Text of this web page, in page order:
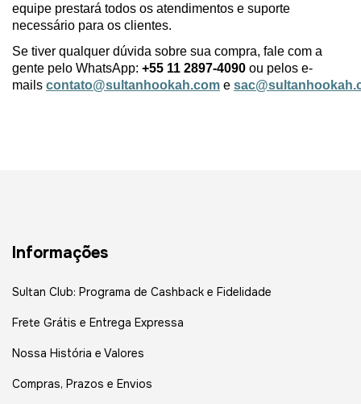
equipe prestará todos os atendimentos e suporte
necessário para os clientes.
Se tiver qualquer dúvida sobre sua compra, fale com a
gente pelo WhatsApp: +55 11 2897-4090 ou pelos e-
mails contato@sultanhookah.com e
Informações
Sultan Club: Programa de Cashback e Fidelidade
Frete Grátis e Entrega Expressa
Nossa História e Valores
Compras, Prazos e Envios